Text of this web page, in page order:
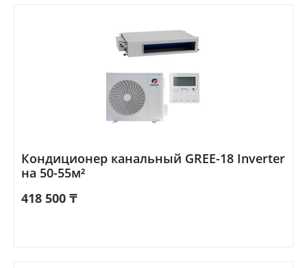
Кондиционер канальный GREE-18 Inverter
на 50-55м²
418 500 ₸